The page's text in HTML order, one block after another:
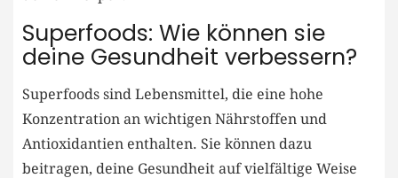
Superfoods: Wie ⁢können sie⁢
deine Gesundheit ‍verbessern?
Superfoods sind Lebensmittel, die eine hohe
Konzentration ‍an⁢ wichtigen Nährstoffen ​und ​
Antioxidantien enthalten.​ Sie können‌ dazu⁤
beitragen, deine Gesundheit⁣ auf vielfältige‍ Weise